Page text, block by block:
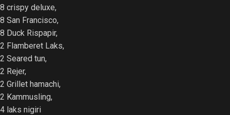
8 crispy deluxe,
8 San Francisco,
8 Duck Rispapir,
2 Flamberet Laks,
2 Seared tun,
2 Rejer,
2 Grillet hamachi,
2 Kammusling,
4 laks nigiri